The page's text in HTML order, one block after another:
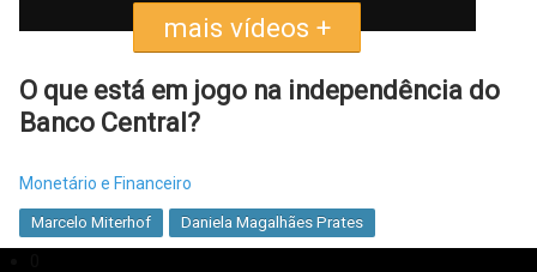
mais vídeos +
O que está em jogo na independência do
Banco Central?
Monetário e Financeiro
Marcelo Miterhof Daniela Magalhães Prates